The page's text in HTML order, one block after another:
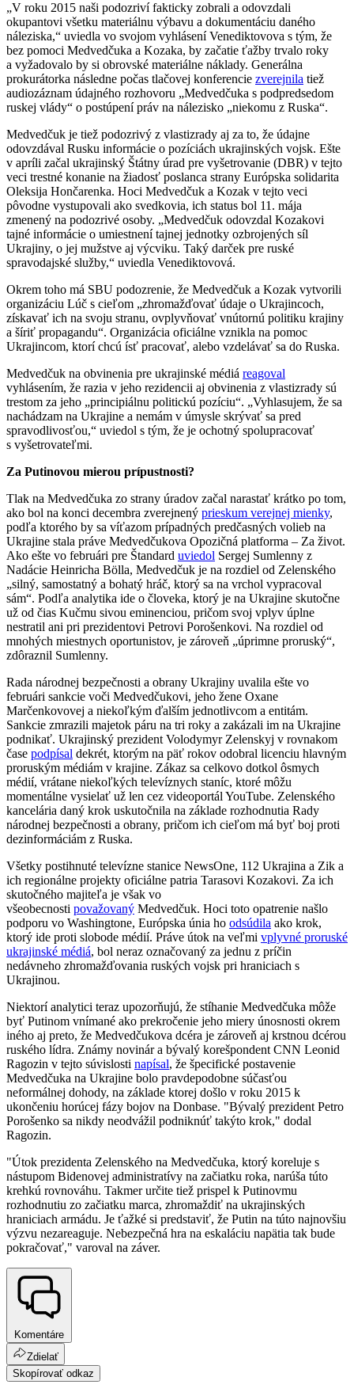
„V roku 2015 naši podozriví fakticky zobrali a odovzdali
okupantovi všetku materiálnu výbavu a dokumentáciu daného
náleziska,“ uviedla vo svojom vyhlásení Venediktovova s tým, že
bez pomoci Medvedčuka a Kozaka, by začatie ťažby trvalo roky
a vyžadovalo by si obrovské materiálne náklady. Generálna
prokurátorka následne počas tlačovej konferencie zverejnila tiež
audiozáznam údajného rozhovoru „Medvedčuka s podpredsedom
ruskej vlády“ o postúpení práv na nálezisko „niekomu z Ruska“.
Medvedčuk je tiež podozrivý z vlastizrady aj za to, že údajne
odovzdával Rusku informácie o pozíciách ukrajinských vojsk. Ešte
v apríli začal ukrajinský Štátny úrad pre vyšetrovanie (DBR) v tejto
veci trestné konanie na žiadosť poslanca strany Európska solidarita
Oleksija Hončarenka. Hoci Medvedčuk a Kozak v tejto veci
pôvodne vystupovali ako svedkovia, ich status bol 11. mája
zmenený na podozrivé osoby. „Medvedčuk odovzdal Kozakovi
tajné informácie o umiestnení tajnej jednotky ozbrojených síl
Ukrajiny, o jej mužstve aj výcviku. Taký darček pre ruské
spravodajské služby,“ uviedla Venediktovová.
Okrem toho má SBU podozrenie, že Medvedčuk a Kozak vytvorili
organizáciu Lúč s cieľom „zhromažďovať údaje o Ukrajincoch,
získavať ich na svoju stranu, ovplyvňovať vnútornú politiku krajiny
a šíriť propagandu“. Organizácia oficiálne vznikla na pomoc
Ukrajincom, ktorí chcú ísť pracovať, alebo vzdelávať sa do Ruska.
Medvedčuk na obvinenia pre ukrajinské médiá reagoval
vyhlásením, že razia v jeho rezidencii aj obvinenia z vlastizrady sú
trestom za jeho „principiálnu politickú pozíciu“. „Vyhlasujem, že sa
nachádzam na Ukrajine a nemám v úmysle skrývať sa pred
spravodlivosťou,“ uviedol s tým, že je ochotný spolupracovať
s vyšetrovateľmi.
Za Putinovou mierou prípustnosti?
Tlak na Medvedčuka zo strany úradov začal narastať krátko po tom,
ako bol na konci decembra zverejnený prieskum verejnej mienky,
podľa ktorého by sa víťazom prípadných predčasných volieb na
Ukrajine stala práve Medvedčukova Opozičná platforma – Za život.
Ako ešte vo februári pre Štandard uviedol Sergej Sumlenny z
Nadácie Heinricha Bölla, Medvedčuk je na rozdiel od Zelenského
„silný, samostatný a bohatý hráč, ktorý sa na vrchol vypracoval
sám“. Podľa analytika ide o človeka, ktorý je na Ukrajine skutočne
už od čias Kučmu sivou eminenciou, pričom svoj vplyv úplne
nestratil ani pri prezidentovi Petrovi Porošenkovi. Na rozdiel od
mnohých miestnych oportunistov, je zároveň „úprimne proruský“,
zdôraznil Sumlenny.
Rada národnej bezpečnosti a obrany Ukrajiny uvalila ešte vo
februári sankcie voči Medvedčukovi, jeho žene Oxane
Marčenkovovej a niekoľkým ďalším jednotlivcom a entitám.
Sankcie zmrazili majetok páru na tri roky a zakázali im na Ukrajine
podnikať. Ukrajinský prezident Volodymyr Zelenskyj v rovnakom
čase podpísal dekrét, ktorým na päť rokov odobral licenciu hlavným
proruským médiám v krajine. Zákaz sa celkovo dotkol ôsmych
médií, vrátane niekoľkých televíznych staníc, ktoré môžu
momentálne vysielať už len cez videoportál YouTube. Zelenského
kancelária daný krok uskutočnila na základe rozhodnutia Rady
národnej bezpečnosti a obrany, pričom ich cieľom má byť boj proti
dezinformáciám z Ruska.
Všetky postihnuté televízne stanice NewsOne, 112 Ukrajina a Zik a
ich regionálne projekty oficiálne patria Tarasovi Kozakovi. Za ich
skutočného majiteľa je však vo
všeobecnosti považovaný Medvedčuk. Hoci toto opatrenie našlo
podporu vo Washingtone, Európska únia ho odsúdila ako krok,
ktorý ide proti slobode médií. Práve útok na veľmi vplyvné proruské
ukrajinské médiá, bol neraz označovaný za jednu z príčin
nedávneho zhromažďovania ruských vojsk pri hraniciach s
Ukrajinou.
Niektorí analytici teraz upozorňujú, že stíhanie Medvedčuka môže
byť Putinom vnímané ako prekročenie jeho miery únosnosti okrem
iného aj preto, že Medvedčukova dcéra je zároveň aj krstnou dcérou
ruského lídra. Známy novinár a bývalý korešpondent CNN Leonid
Ragozin v tejto súvislosti napísal, že špecifické postavenie
Medvedčuka na Ukrajine bolo pravdepodobne súčasťou
neformálnej dohody, na základe ktorej došlo v roku 2015 k
ukončeniu horúcej fázy bojov na Donbase. "Bývalý prezident Petro
Porošenko sa nikdy neodvážil podniknúť takýto krok," dodal
Ragozin.
"Útok prezidenta Zelenského na Medvedčuka, ktorý koreluje s
nástupom Bidenovej administratívy na začiatku roka, narúša túto
krehkú rovnováhu. Takmer určite tiež prispel k Putinovmu
rozhodnutiu zo začiatku marca, zhromaždiť na ukrajinských
hraniciach armádu. Je ťažké si predstaviť, že Putin na túto najnovšiu
výzvu nezareaguje. Nebezpečná hra na eskaláciu napätia tak bude
pokračovať," varoval na záver.
Komentáre
Zdielať
Skopírovať odkaz